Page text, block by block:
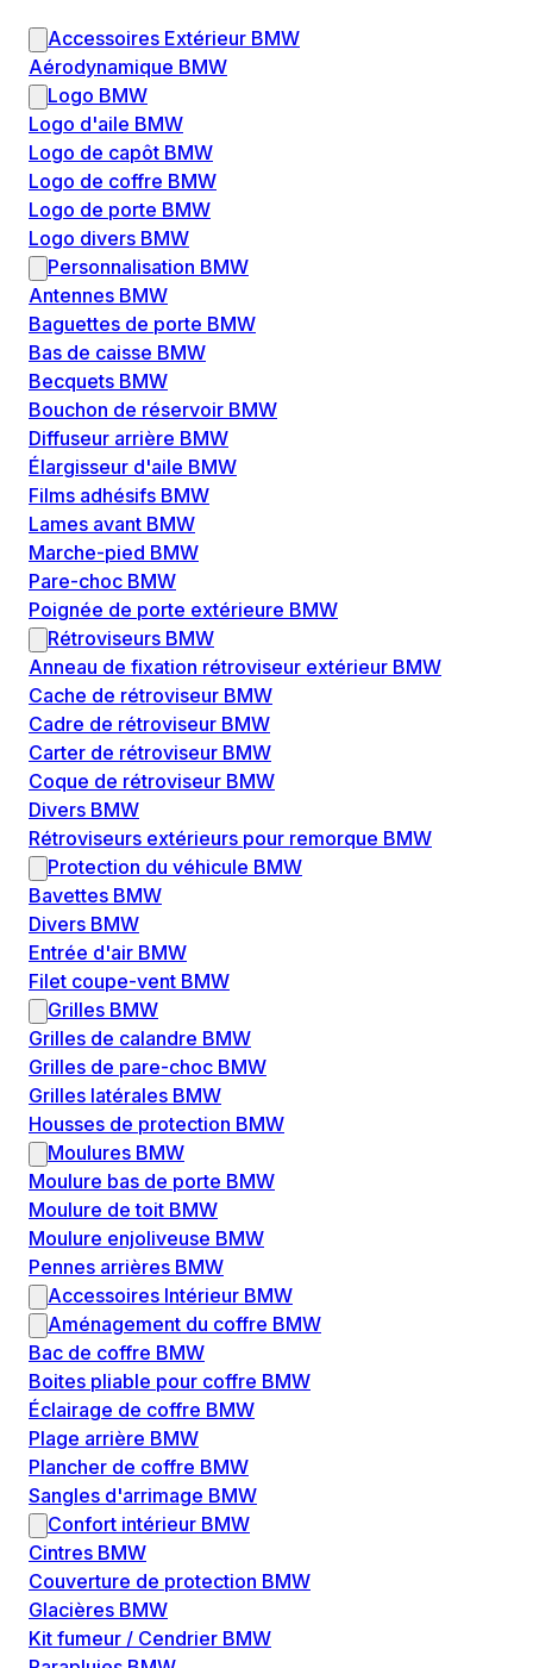
Accessoires Extérieur BMW
Aérodynamique BMW
Logo BMW
Logo d'aile BMW
Logo de capôt BMW
Logo de coffre BMW
Logo de porte BMW
Logo divers BMW
Personnalisation BMW
Antennes BMW
Baguettes de porte BMW
Bas de caisse BMW
Becquets BMW
Bouchon de réservoir BMW
Diffuseur arrière BMW
Élargisseur d'aile BMW
Films adhésifs BMW
Lames avant BMW
Marche-pied BMW
Pare-choc BMW
Poignée de porte extérieure BMW
Rétroviseurs BMW
Anneau de fixation rétroviseur extérieur BMW
Cache de rétroviseur BMW
Cadre de rétroviseur BMW
Carter de rétroviseur BMW
Coque de rétroviseur BMW
Divers BMW
Rétroviseurs extérieurs pour remorque BMW
Protection du véhicule BMW
Bavettes BMW
Divers BMW
Entrée d'air BMW
Filet coupe-vent BMW
Grilles BMW
Grilles de calandre BMW
Grilles de pare-choc BMW
Grilles latérales BMW
Housses de protection BMW
Moulures BMW
Moulure bas de porte BMW
Moulure de toit BMW
Moulure enjoliveuse BMW
Pennes arrières BMW
Accessoires Intérieur BMW
Aménagement du coffre BMW
Bac de coffre BMW
Boites pliable pour coffre BMW
Éclairage de coffre BMW
Plage arrière BMW
Plancher de coffre BMW
Sangles d'arrimage BMW
Confort intérieur BMW
Cintres BMW
Couverture de protection BMW
Glacières BMW
Kit fumeur / Cendrier BMW